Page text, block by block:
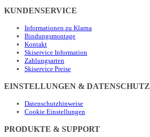
KUNDENSERVICE
Informationen zu Klarna
Bindungsmontage
Kontakt
Skiservice Information
Zahlungsarten
Skiservice Preise
EINSTELLUNGEN & DATENSCHUTZ
Datenschutzhinweise
Cookie Einstellungen
PRODUKTE & SUPPORT